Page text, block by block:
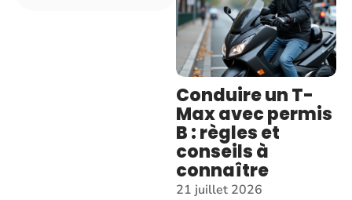
Conduire un T-
Max avec permis
B : règles et
conseils à
connaître
21 juillet 2026